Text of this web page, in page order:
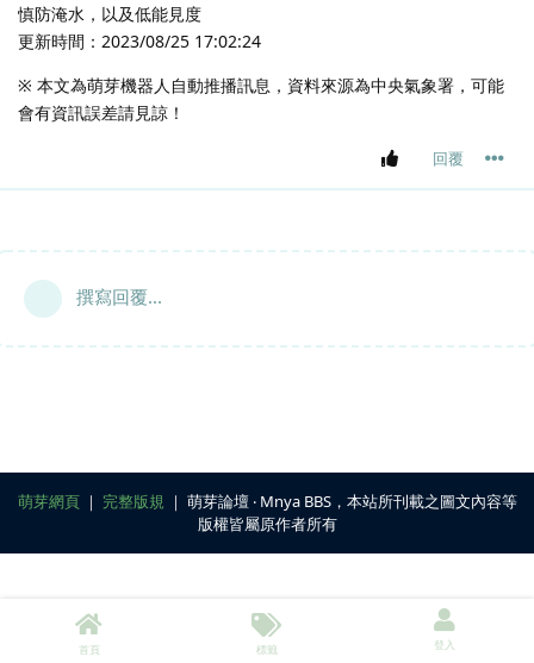
慎防淹水，以及低能見度
更新時間：2023/08/25 17:02:24
※ 本文為萌芽機器人自動推播訊息，資料來源為中央氣象署，可能
會有資訊誤差請見諒！
回覆
撰寫回覆...
萌芽網頁｜ 完整版規 ｜ 萌芽論壇 ‧ Mnya BBS，本站所刊載之圖文內容等
版權皆屬原作者所有
首頁 標籤 登入